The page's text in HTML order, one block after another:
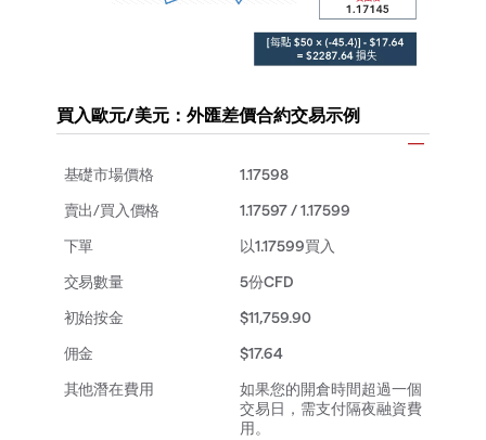
買入歐元/美元：外匯差價合約交易示例
1.17598
1.17597 / 1.17599
以1.17599買入
5份CFD
$11,759.90
$17.64
如果您的開倉時間超過一個
交易日，需支付隔夜融資費
用。